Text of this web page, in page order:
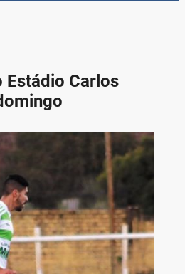
Estádio Carlos